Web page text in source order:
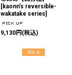
[kaonn’s reversible-
wakatake series]
9,130円 (税込)
No.6